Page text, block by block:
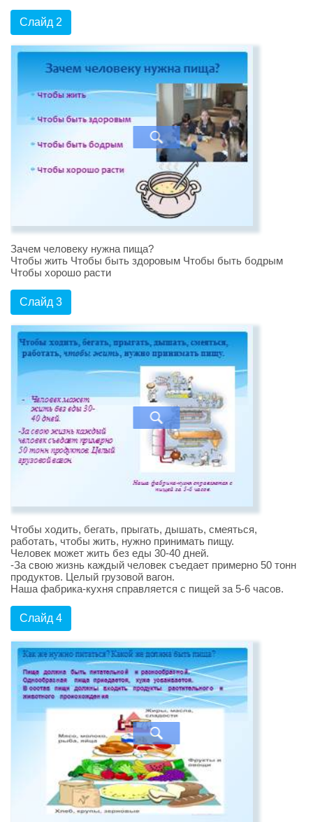
Слайд 2
Зачем человеку нужна пища?
Чтобы жить Чтобы быть здоровым Чтобы быть бодрым
Чтобы хорошо расти
Слайд 3
Чтобы ходить, бегать, прыгать, дышать, смеяться,
работать, чтобы жить, нужно принимать пищу.
Человек может жить без еды 30-40 дней.
-За свою жизнь каждый человек съедает примерно 50 тонн
продуктов. Целый грузовой вагон.
Наша фабрика-кухня справляется с пищей за 5-6 часов.
Слайд 4